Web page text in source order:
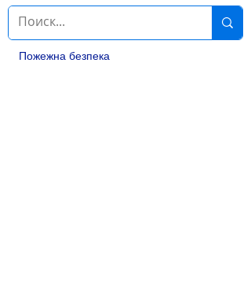
Пожежна безпека